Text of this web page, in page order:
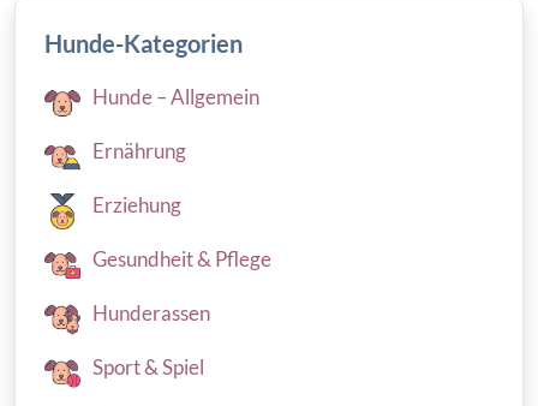
Hunde-Kategorien
Hunde – Allgemein
Ernährung
Erziehung
Gesundheit & Pflege
Hunderassen
Sport & Spiel